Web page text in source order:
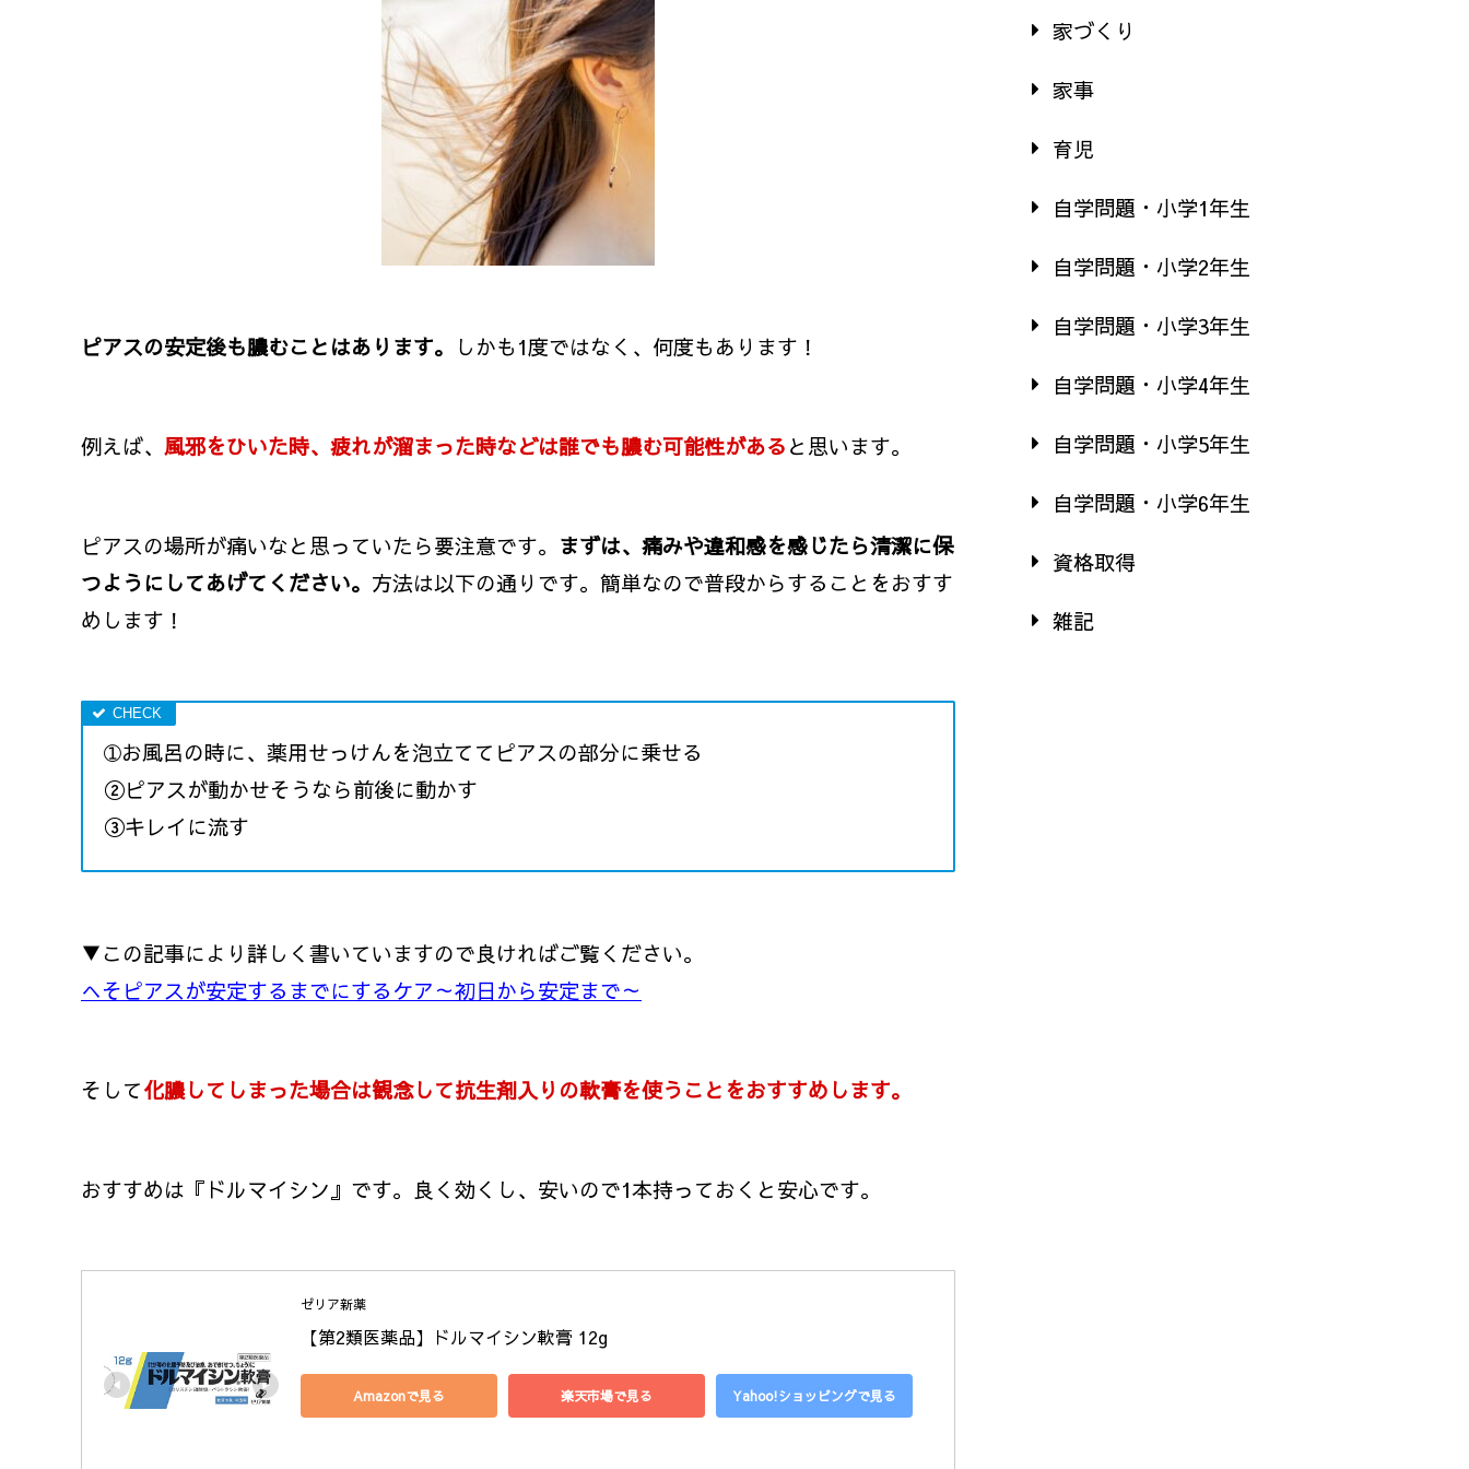
ピアスの安定後も膿むことはあります。 しかも1度ではなく、何度もあります！
例えば、 風邪をひいた時、疲れが溜まった時などは誰でも膿む可能性があると思います。
ピアスの場所が痛いなと思っていたら要注意です。 まずは、痛みや違和感を感じたら清潔に保
つようにしてあげてください。 方法は以下の通りです。簡単なので普段からすることをおすす
めします！
➀お風呂の時に、薬用せっけんを泡立ててピアスの部分に乗せる
②ピアスが動かせそうなら前後に動かす
③キレイに流す
▼この記事により詳しく書いていますので良ければご覧ください。
へそピアスが安定するまでにするケア～初日から安定まで～
そして化膿してしまった場合は観念して抗生剤入りの軟膏を使うことをおすすめします。
おすすめは『ドルマイシン』です。良く効くし、安いので1本持っておくと安心です。
ゼリア新薬
【第2類医薬品】ドルマイシン軟膏 12g
Amazonで見る 楽天市場で見る Yahoo!ショッピングで見る
家づくり
家事
育児
自学問題・小学1年生
自学問題・小学2年生
自学問題・小学3年生
自学問題・小学4年生
自学問題・小学5年生
自学問題・小学6年生
資格取得
雑記